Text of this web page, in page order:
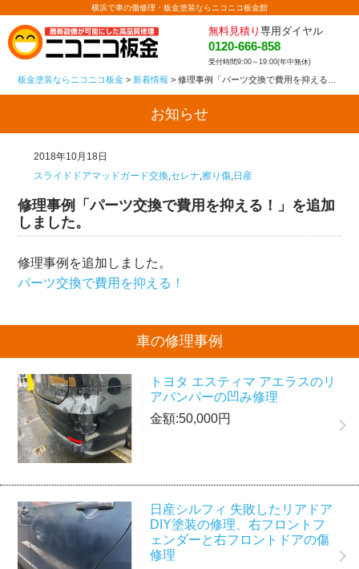
横浜で車の傷修理・板金塗装ならニコニコ板金館
無料見積り 専用ダイヤル
0120-666-858
受付時間9:00～19:00(年中無休)
板金塗装ならニコニコ板金 > 新着情報 >修理事例「パーツ交換で費用を抑える！」を追加しました。
お知らせ
2018年10月18日
スライドドアマッドガード交換,セレナ,擦り傷,日産
修理事例「パーツ交換で費用を抑える！」を追加
しました。
修理事例を追加しました。
パーツ交換で費用を抑える！
車の修理事例
トヨタ エスティマ アエラスのリ
アバンパーの凹み修理
金額:50,000円
日産シルフィ 失敗したリアドア
DIY塗装の修理、右フロントフ
ェンダーと右フロントドアの傷
修理